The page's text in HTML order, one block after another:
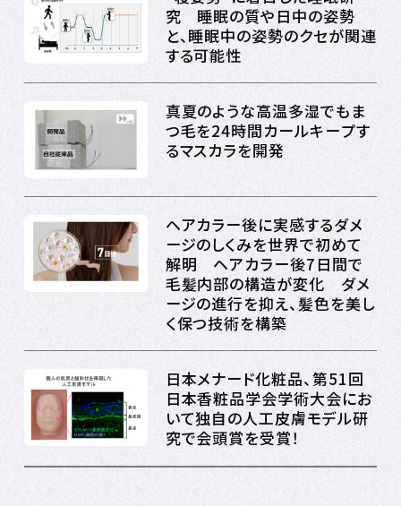
究 睡眠の質や日中の姿勢
と、睡眠中の姿勢のクセが関連
する可能性
真夏のような高温多湿でもま
つ毛を24時間カールキープす
るマスカラを開発
ヘアカラー後に実感するダメ
ージのしくみを世界で初めて
解明 ヘアカラー後7日間で
毛髪内部の構造が変化 ダメ
ージの進行を抑え、髪色を美し
く保つ技術を構築
日本メナード化粧品、第51回
日本香粧品学会学術大会にお
いて独自の人工皮膚モデル研
究で会頭賞を受賞！